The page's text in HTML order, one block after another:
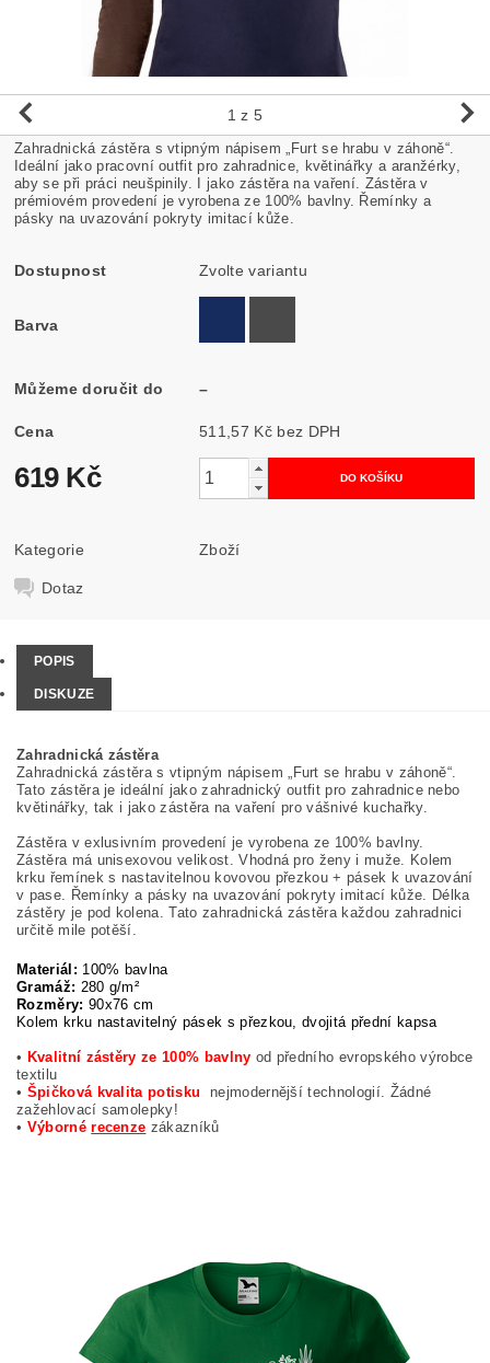
1 z 5
Zahradnická zástěra s vtipným nápisem Furt se hrabu v záhoně“.
Ideální jako pracovní outfit pro zahradnice, květinářky a aranžérky,
aby se při práci neušpinily. I jako zástěra na vaření. Zástěra v
prémiovém provedení je vyrobena ze 100% bavlny. Řemínky a
pásky na uvazování pokryty imitací kůže.
Dostupnost Zvolte variantu
Barva
Můžeme doručit do –
Cena 511,57 Kč bez DPH
619 Kč
Kategorie Zboží
Dotaz
POPIS
DISKUZE
Zahradnická zástěra
Zahradnická zástěra s vtipným nápisem„ Furt se hrabu v záhoně“.
Tato zástěra je ideální jako zahradnický outfit pro zahradnice nebo
květinářky, tak i jako zástěra na vaření pro vášnivé kuchařky.
Zástěra v exlusivním provedení je vyrobena ze 100% bavlny.
Zástěra má unisexovou velikost. Vhodná pro ženy i muže. Kolem
krku řemínek s nastavitelnou kovovou přezkou + pásek k uvazování
v pase. Řemínky a pásky na uvazování pokryty imitací kůže. Délka
zástěry je pod kolena. Tato zahradnická zástěra každou zahradnici
určitě mile potěší.
Materiál: 100% bavlna
Gramáž: 280 g/m²
Rozměry: 90x76 cm
Kolem krku nastavitelný pásek s přezkou, dvojitá přední kapsa
• Kvalitní zástěry ze 100% bavlny od předního evropského výrobce
textilu
• Špičková kvalita potisku
nejmodernější technologií. Žádné
zažehlovací samolepky!
• Výbornérecenze zákazníků